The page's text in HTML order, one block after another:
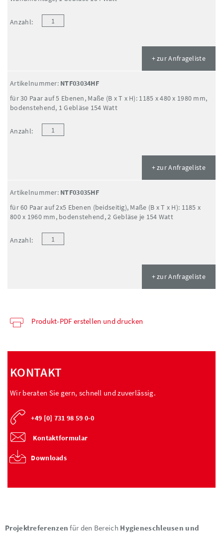
Anzahl:
+ zur Anfrageliste
Artikelnummer: NTF03034HF
für 30 Paar auf 5 Ebenen, Maße (B x T x H): 1185 x 480 x 1980 mm,
bodenstehend, 1 Gebläse 154 Watt
Anzahl:
+ zur Anfrageliste
Artikelnummer: NTF03035HF
für 60 Paar auf 2x5 Ebenen (beidseitig), Maße (B x T x H): 1185 x
800 x 1960 mm, bodenstehend, 2 Gebläse je 154 Watt
Anzahl:
+ zur Anfrageliste
Produkt-PDF erstellen und drucken
KONTAKT
Wir beraten Sie gern, schnell und zuverlässig.
+49 [0] 731 98 59 0-0
Kontaktformular
Downloads
Projektreferenzen für den Bereich Hygieneschleusen und